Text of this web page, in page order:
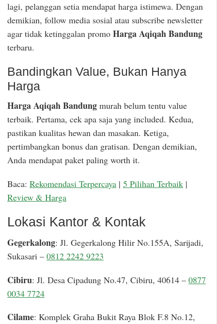
lagi, pelanggan setia mendapat harga istimewa. Dengan
demikian, follow media sosial atau subscribe newsletter
agar tidak ketinggalan promo Harga Aqiqah Bandung
terbaru.
Bandingkan Value, Bukan Hanya
Harga
Harga Aqiqah Bandung murah belum tentu value
terbaik. Pertama, cek apa saja yang included. Kedua,
pastikan kualitas hewan dan masakan. Ketiga,
pertimbangkan bonus dan gratisan. Dengan demikian,
Anda mendapat paket paling worth it.
Baca: Rekomendasi Terpercaya | 5 Pilihan Terbaik |
Review & Harga
Lokasi Kantor & Kontak
Gegerkalong: Jl. Gegerkalong Hilir No.155A, Sarijadi,
Sukasari – 0812 2242 9223
Cibiru: Jl. Desa Cipadung No.47, Cibiru, 40614 – 0877
0034 7724
Cilame: Komplek Graha Bukit Raya Blok F.8 No.12,